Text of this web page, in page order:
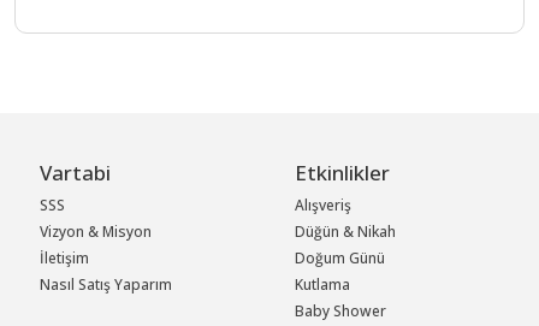
Vartabi
SSS
Vizyon & Misyon
İletişim
Nasıl Satış Yaparım
Etkinlikler
Alışveriş
Düğün & Nikah
Doğum Günü
Kutlama
Baby Shower